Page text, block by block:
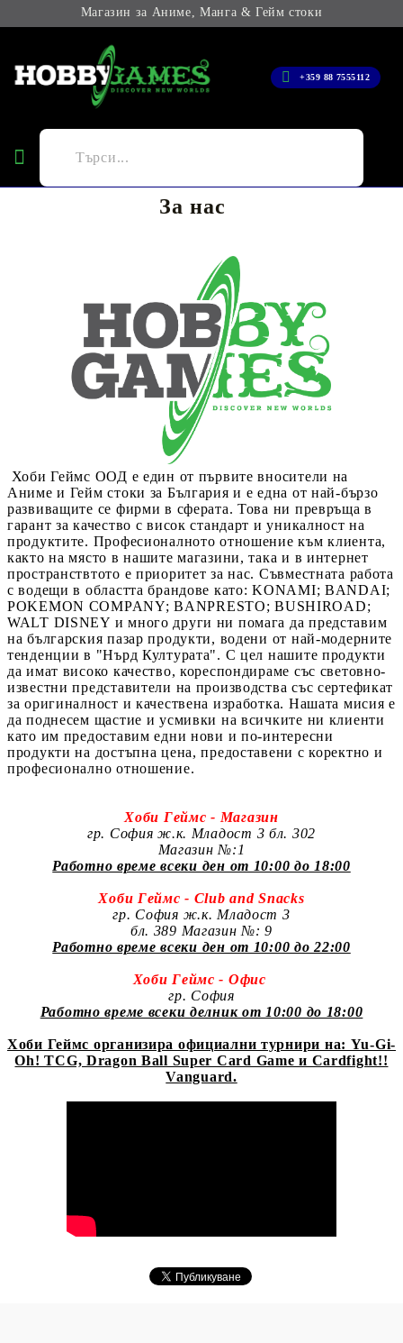
Магазин за Аниме, Манга & Гейм стоки
+359 88 7555112
За нас
Хоби Геймс ООД е един от първите вносители на
Аниме и Гейм стоки за България и е една от най-бързо
развиващите се фирми в сферата. Това ни превръща в
гарант за качество с висок стандарт и уникалност на
продуктите. Професионалното отношение към клиента,
както на място в нашите магазини, така и в интернет
пространствтото е приоритет за нас. Съвместната работа
с водещи в областта брандове като: KONAMI; BANDAI;
POKEMON COMPANY; BANPRESTO; BUSHIROAD;
WALT DISNEY и много други ни помага да представим
на българския пазар продукти, водени от най-модерните
тенденции в "Нърд Културата". С цел нашите продукти
да имат високо качество, кореспондираме със световно-
известни представители на производства със сертефикат
за оригиналност и качествена изработка. Нашата мисия е
да поднесем щастие и усмивки на всичките ни клиенти
като им предоставим едни нови и по-интересни
продукти на достъпна цена, предоставени с коректно и
професионално отношение.
Хоби Геймс - Магазин
гр. София ж.к. Младост 3 бл. 302
Магазин №:1
Работно време всеки ден от 10:00 до 18:00
Хоби Геймс - Club and Snacks
гр. София ж.к. Младост 3
бл. 389 Магазин №: 9
Работно време всеки ден от 10:00 до 22:00
Хоби Геймс - Офис
гр. София
Работно време всеки делник от 10:00 до 18:00
Хоби Геймс организира официални турнири на: Yu-Gi-
Oh! TCG, Dragon Ball Super Card Game и Cardfight!!
Vanguard.